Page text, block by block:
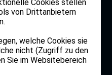
Mietobjekte
UND
Cookies stellen
von Drittanbietern
welche Cookies sie
nicht (Zugriff zu den
Sie im Websitebereich